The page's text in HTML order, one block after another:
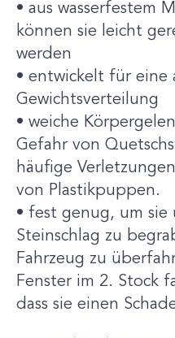
• aus wasserfestem
können sie leicht
werden
• entwickelt für eine
Gewichtsverteilung
• weiche
Gefahr von
häufige
von Plastikpuppen.
• fest genug, um
Steinschlag zu
Fahrzeug zu
Fenster im 2. Stock
dass sie einen